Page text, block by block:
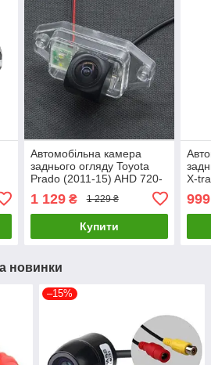
Автомобільна камера
заднього огляду Toyota
Prado (2011-15) AHD 720-
1 129₴ 1 229 ₴
Купити
X-
999
новинки
–15%